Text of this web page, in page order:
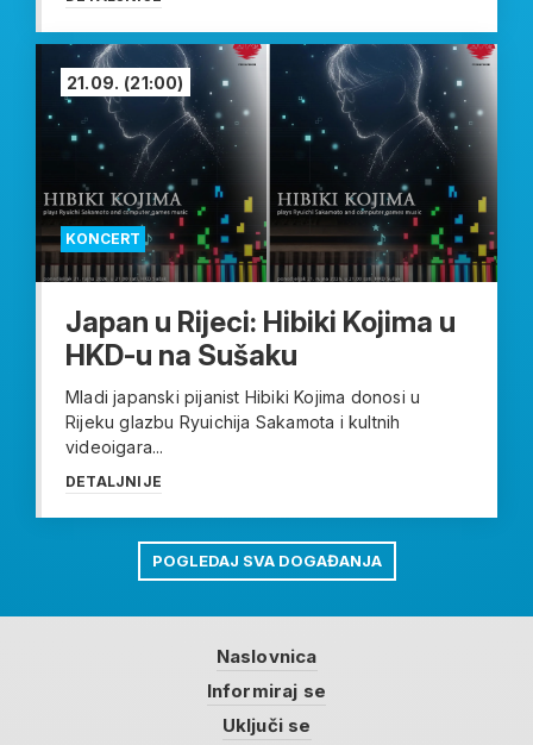
KONCERT
21.09. (21:00)
Japan u Rijeci: Hibiki Kojima u
HKD-u na Sušaku
Mladi japanski pijanist Hibiki Kojima donosi u
Rijeku glazbu Ryuichija Sakamota i kultnih
videoigara...
DETALJNIJE
POGLEDAJ SVA DOGAĐANJA
Naslovnica
Informiraj se
Uključi se